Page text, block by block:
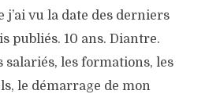
j’ai vu la date des derniers
publiés. 10 ans. Diantre.
salariés, les formations, les
le démarrage de mon